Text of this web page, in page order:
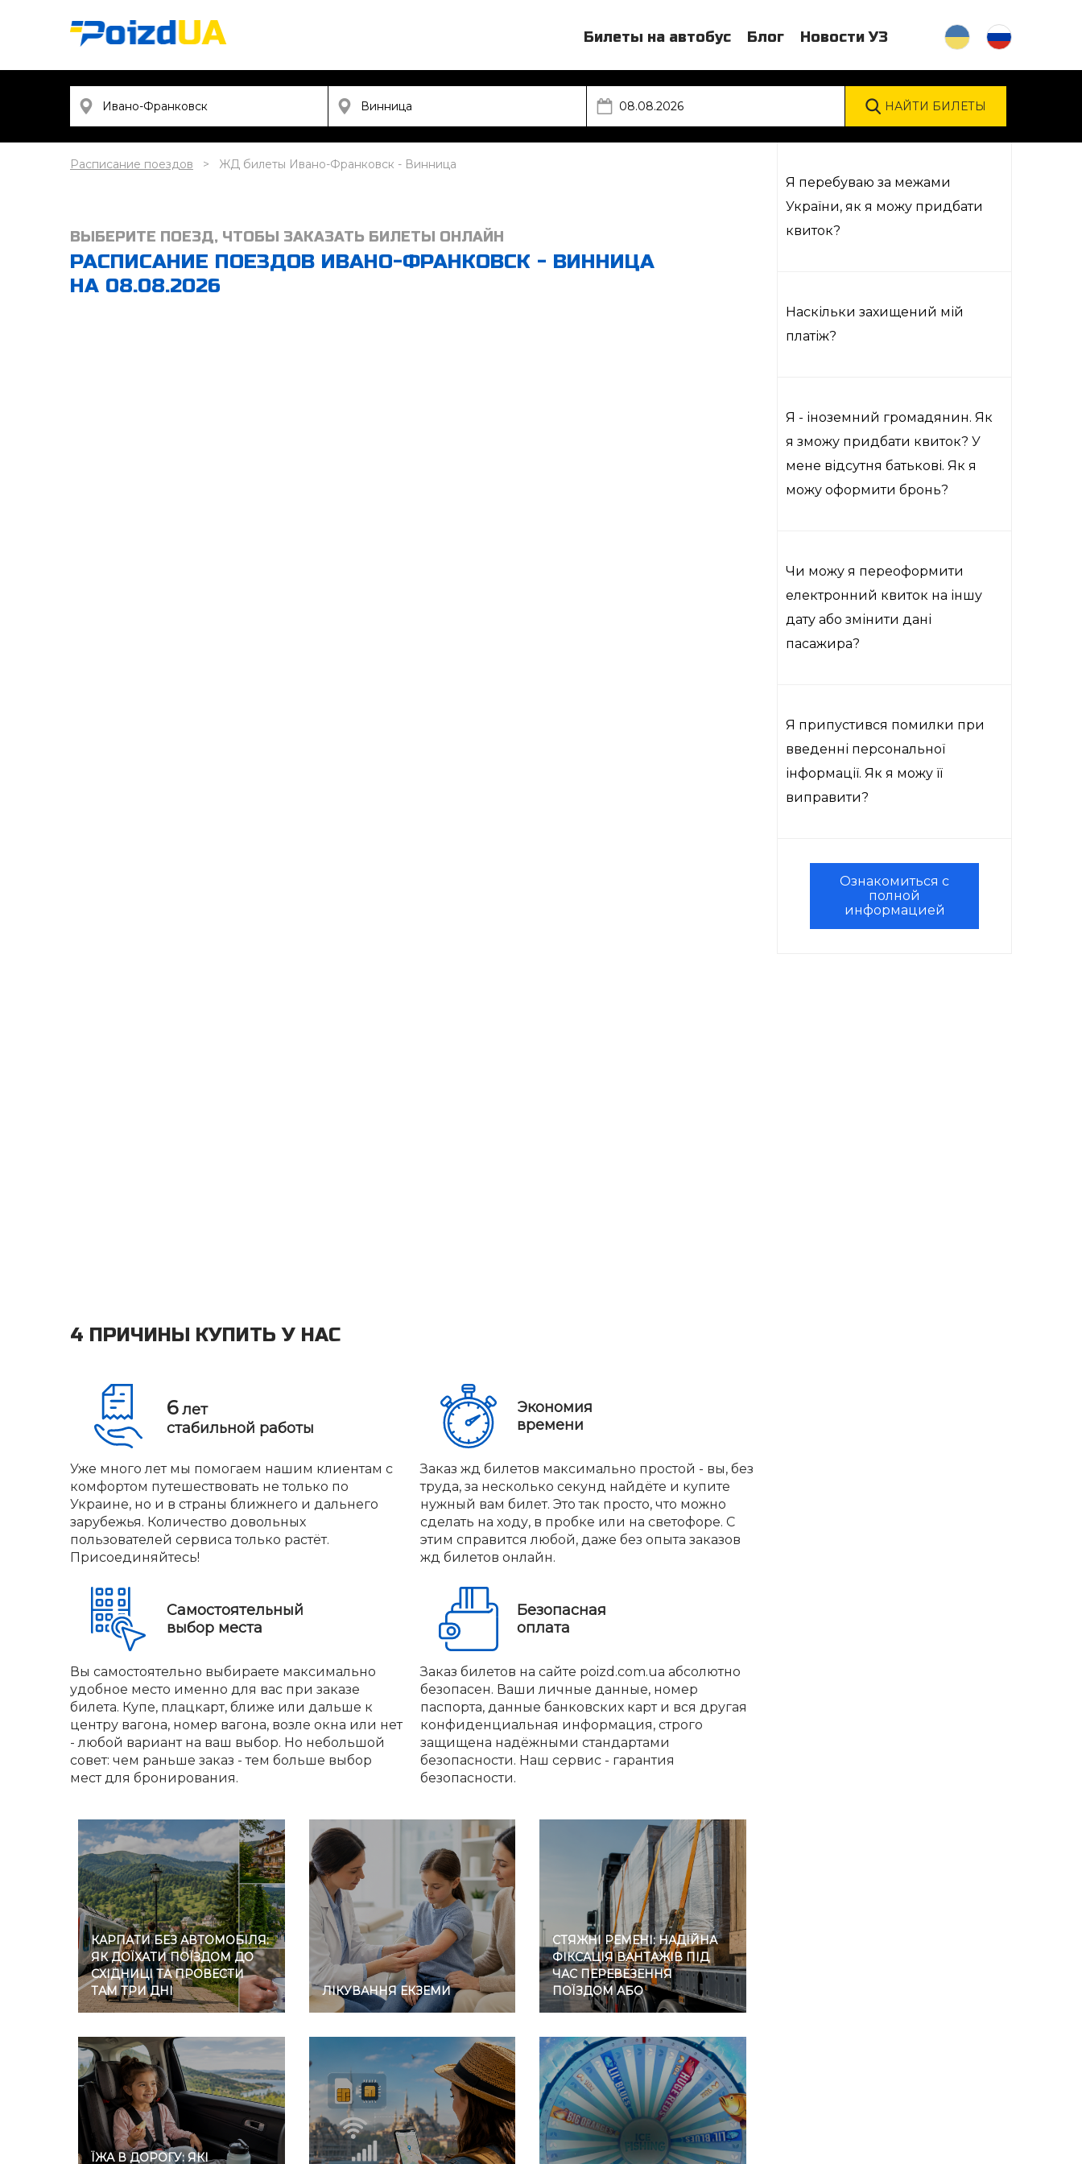
Билеты на автобус Блог Новости УЗ
Расписание поездов ЖД билеты Ивано-Франковск - Винница
ВЫБЕРИТЕ ПОЕЗД, ЧТОБЫ ЗАКАЗАТЬ БИЛЕТЫ ОНЛАЙН
РАСПИСАНИЕ ПОЕЗДОВ ИВАНО-ФРАНКОВСК - ВИННИЦА
НА 08.08.2026
4 ПРИЧИНЫ КУПИТЬ У НАС
6лет
стабильной работы
Уже много лет мы помогаем нашим клиентам с
комфортом путешествовать не только по
Украине, но и в страны ближнего и дальнего
зарубежья. Количество довольных
пользователей сервиса только растёт.
Присоединяйтесь!
Экономия
времени
Заказ жд билетов максимально простой - вы, без
труда, за несколько секунд найдёте и купите
нужный вам билет. Это так просто, что можно
сделать на ходу, в пробке или на светофоре. С
этим справится любой, даже без опыта заказов
жд билетов онлайн.
Самостоятельный
выбор места
Вы самостоятельно выбираете максимально
удобное место именно для вас при заказе
билета. Купе, плацкарт, ближе или дальше к
центру вагона, номер вагона, возле окна или нет
- любой вариант на ваш выбор. Но небольшой
совет: чем раньше заказ - тем больше выбор
мест для бронирования.
Безопасная
оплата
Заказ билетов на сайте poizd.com.ua абсолютно
безопасен. Ваши личные данные, номер
паспорта, данные банковских карт и вся другая
конфиденциальная информация, строго
защищена надёжными стандартами
безопасности. Наш сервис - гарантия
безопасности.
КАРПАТИ БЕЗ АВТОМОБІЛЯ:
ЯК ДОЇХАТИ ПОЇЗДОМ ДО
СХІДНИЦІ ТА ПРОВЕСТИ
ТАМ ТРИ ДНІ
ЛІКУВАННЯ ЕКЗЕМИ
СТЯЖНІ РЕМЕНІ: НАДІЙНА
ФІКСАЦІЯ ВАНТАЖІВ ПІД
ЧАС ПЕРЕВЕЗЕННЯ
ПОЇЗДОМ АБО
АВТОМОБІЛЕМ
ЇЖА В ДОРОГУ: ЯКІ
Я перебуваю за межами
України, як я можу придбати
квиток?
Наскільки захищений мій
платіж?
Я - іноземний громадянин. Як
я зможу придбати квиток? У
мене відсутня батькові. Як я
можу оформити бронь?
Чи можу я переоформити
електронний квиток на іншу
дату або змінити дані
пасажира?
Я припустився помилки при
введенні персональної
інформації. Як я можу її
виправити?
Ознакомиться с
полной
информацией